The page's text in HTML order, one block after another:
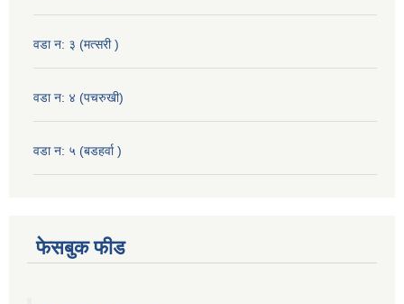
वडा न: ३ (मत्सरी )
वडा न: ४ (पचरुखी)
वडा न: ५ (बडहर्वा )
फेसबुक फीड